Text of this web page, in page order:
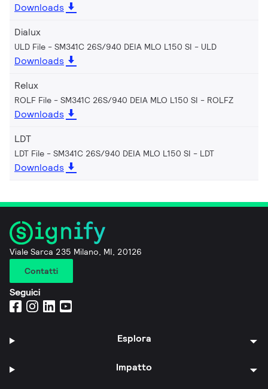
Downloads
Dialux
ULD File - SM341C 26S/940 DEIA MLO L150 SI ULD
Downloads
Relux
ROLF File - SM341C 26S/940 DEIA MLO L150 SI ROLFZ
Downloads
LDT
LDT File - SM341C 26S/940 DEIA MLO L150 SI LDT
Downloads
Viale Sarca 235 Milano, MI, 20126
Contatti
Seguici
Esplora
Impatto